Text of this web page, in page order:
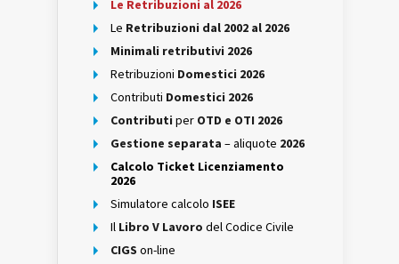
Le Retribuzioni al 2026
Le Retribuzioni dal 2002 al 2026
Minimali retributivi 2026
Retribuzioni Domestici 2026
Contributi Domestici 2026
Contributi per OTD e OTI 2026
Gestione separata – aliquote 2026
Calcolo Ticket Licenziamento
2026
Simulatore calcolo ISEE
Il Libro V Lavoro del Codice Civile
CIGS on-line